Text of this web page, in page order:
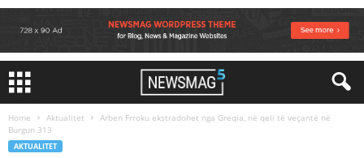
Home Aktualitet
Arben Frroku ekstradohet nga Greqia, në qeli të veçantë në
Burgun 313
AKTUALITET